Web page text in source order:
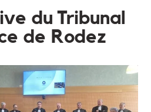
du Tribunal
de Rodez